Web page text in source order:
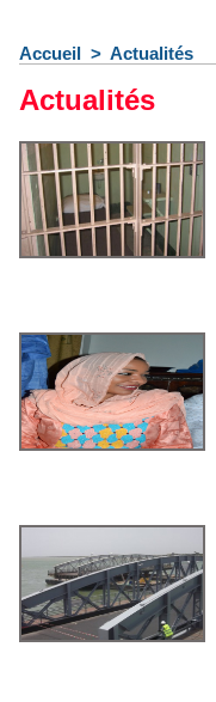
Accueil > Actualités
Actualités